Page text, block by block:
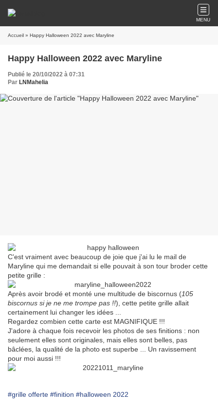
MENU
Accueil » Happy Halloween 2022 avec Maryline
Happy Halloween 2022 avec Maryline
Publié le 20/10/2022 à 07:31
Par LNMahelia
C'est vraiment avec beaucoup de joie que j'ai lu le mail de
Maryline qui me demandait si elle pouvait à son tour broder cette
petite grille :
Après avoir brodé et monté une multitude de biscornus (105
biscornus si je ne me trompe pas !!), cette petite grille allait
certainement lui changer les idées ...
Regardez combien cette carte est MAGNIFIQUE !!!
J'adore à chaque fois recevoir les photos de ses finitions : non
seulement elles sont originales, mais elles sont belles, pas
bâclées, la qualité de la photo est superbe ... Un ravissement
pour moi aussi !!!
#grille offerte #finition #halloween 2022